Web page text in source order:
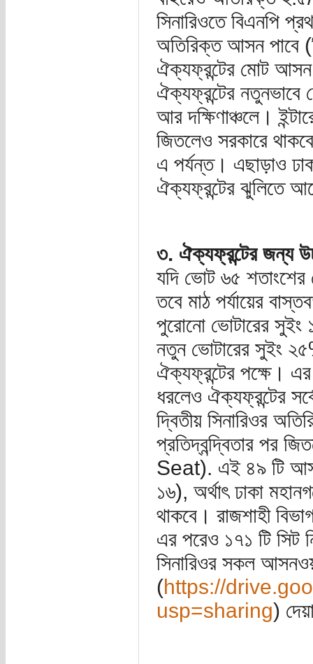
সিনারিওতে বিএনপি
অতিরিক্ত আসন পাবে
ঐক্যফ্রন্টের মোট
ঐক্যফ্রন্টের
আর দক্ষিণাঞ্চলে।
জিতলেও সরকারে
এ পর্যন্ত। এছাড়াও
ঐক্যফ্রন্টের ঝুলিতে
৩. ঐক্যফ্রন্টের জন্য
যদি ভোট ৬৫ শতাংশের
তবে মাঠ পর্যায়ের
পুরোনো ভোটারের সুইং
নতুন ভোটারের সুইং
ঐক্যফ্রন্টের পক্ষে।
ধরলেও ঐক্যফ্রন্টের
দ্বিতীয় সিনারিওর
প্রতিদ্বন্দ্বিতার পর
Seat). এই ৪৯ টি
১৬), অর্থাৎ ঢাকা
থাকবে। রাজশাহী
এর পরেও ১৭১ টি সিট
সিনারিওর সকল
(https://
usp=sharing)